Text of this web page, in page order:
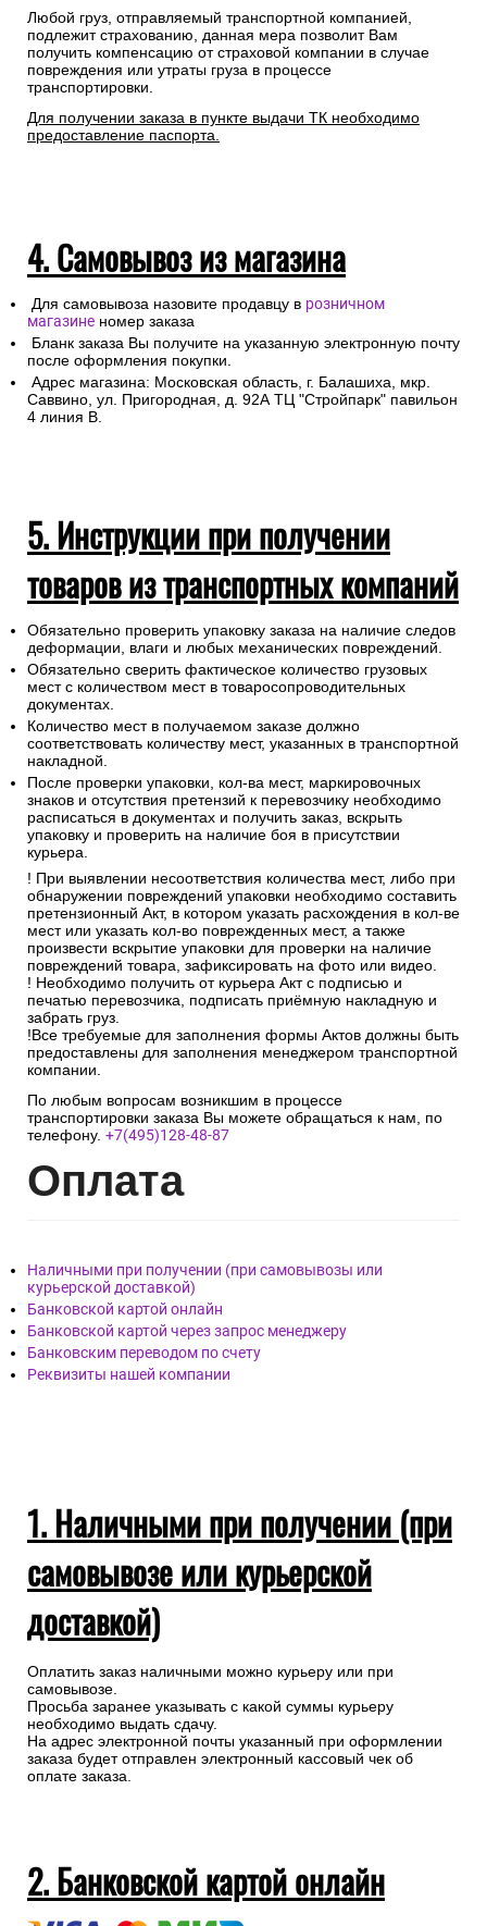
Любой груз, отправляемый транспортной компанией,
подлежит страхованию, данная мера позволит Вам
получить компенсацию от страховой компании в случае
повреждения или утраты груза в процессе
транспортировки.
Для получении заказа в пункте выдачи ТК необходимо
предоставление паспорта.
4. Самовывоз из магазина
Для самовывоза назовите продавцу в розничном
магазине номер заказа
Бланк заказа Вы получите на указанную электронную почту
после оформления покупки.
Адрес магазина: Московская область, г. Балашиха, мкр.
Саввино, ул. Пригородная, д. 92А ТЦ "Стройпарк" павильон
4 линия В.
5. Инструкции при получении
товаров из транспортных компаний
Обязательно проверить упаковку заказа на наличие следов
деформации, влаги и любых механических повреждений.
Обязательно сверить фактическое количество грузовых
мест с количеством мест в товаросопроводительных
документах.
Количество мест в получаемом заказе должно
соответствовать количеству мест, указанных в транспортной
накладной.
После проверки упаковки, кол-ва мест, маркировочных
знаков и отсутствия претензий к перевозчику необходимо
расписаться в документах и получить заказ, вскрыть
упаковку и проверить на наличие боя в присутствии
курьера.
! При выявлении несоответствия количества мест, либо при
обнаружении повреждений упаковки необходимо составить
претензионный Акт, в котором указать расхождения в кол-ве
мест или указать кол-во поврежденных мест, а также
произвести вскрытие упаковки для проверки на наличие
повреждений товара, зафиксировать на фото или видео.
! Необходимо получить от курьера Акт с подписью и
печатью перевозчика, подписать приёмную накладную и
забрать груз.
!Все требуемые для заполнения формы Актов должны быть
предоставлены для заполнения менеджером транспортной
компании.
По любым вопросам возникшим в процессе
транспортировки заказа Вы можете обращаться к нам, по
телефону. +7(495)128-48-87
Оплата
Наличными при получении (при самовывозы или
курьерской доставкой)
Банковской картой онлайн
Банковской картой через запрос менеджеру
Банковским переводом по счету
Реквизиты нашей компании
1. Наличными при получении (при
самовывозе или курьерской
доставкой)
Оплатить заказ наличными можно курьеру или при
самовывозе.
Просьба заранее указывать с какой суммы курьеру
необходимо выдать сдачу.
На адрес электронной почты указанный при оформлении
заказа будет отправлен электронный кассовый чек об
оплате заказа.
2. Банковской картой онлайн